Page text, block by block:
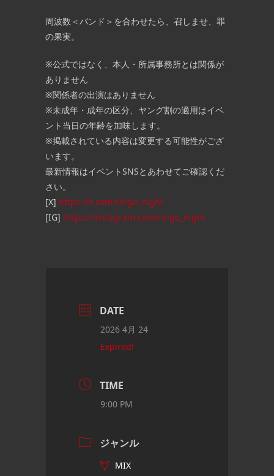
周波数＜バンド＞を合わせたら、召しませ、罪
の果実。
※公式ではなく、本人・所属事務所とは関係が
ありません
※関係者の出演はありません
※未成年・成年の区分、ヤング割の適用はイベ
ント当日の年齢を加味します。
※掲載されている内容は変更する可能性がござ
います。
最新情報はイベントSNSとあわせてご確認くだ
さい。
[X] https://x.com/ringo_night
[IG] https://instagram.com/ringo_night
DATE
2026 4月 24
Expired!
TIME
9:00 PM
ジャンル
MIX